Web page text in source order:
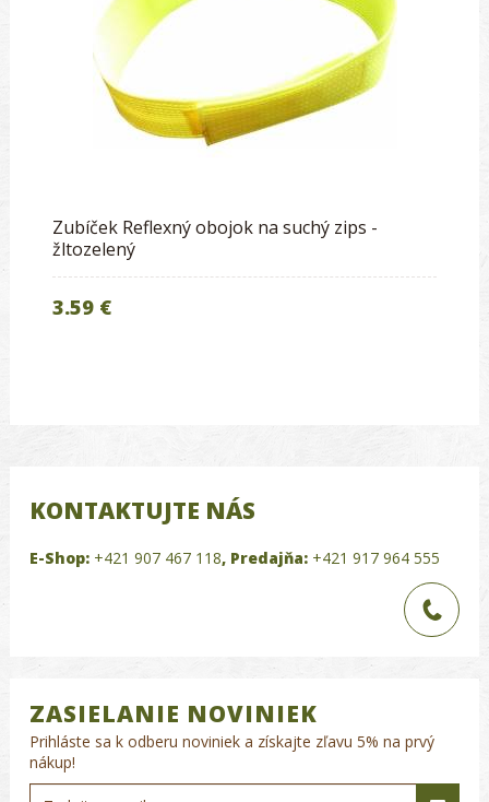
Zubíček Reflexný obojok na suchý zips -
žltozelený
3.59 €
KONTAKTUJTE NÁS
E-Shop: +421 907 467 118, Predajňa: +421 917 964 555
ZASIELANIE NOVINIEK
Prihláste sa k odberu noviniek a získajte zľavu 5% na prvý
nákup!